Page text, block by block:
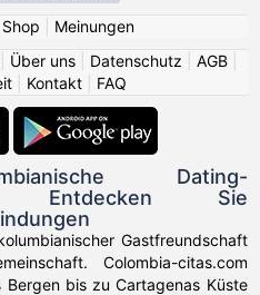
Shop
Meinungen
Über uns Datenschutz AGB
Kontakt FAQ
Dating-
Entdecken Sie
Gastfreundschaft
Colombia-citas.com
bis zu Cartagenas Küste